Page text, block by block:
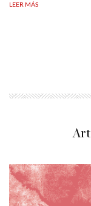
LEER MÁS